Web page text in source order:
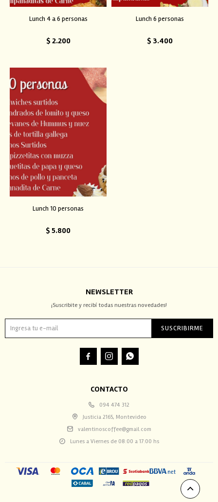
Lunch 4 a 6 personas
$ 2.200
Lunch 6 personas
$ 3.400
Lunch 10 personas
$ 5.800
CONTACTO
094 474 312
Justicia 2165, Montevideo
valentinoscoffee@gmail.com
Lunes a Viernes de 08:00 a 17:00 hs
NEWSLETTER
¡Suscribite y recibí todas nuestras novedades!
SUSCRIBIRME
  